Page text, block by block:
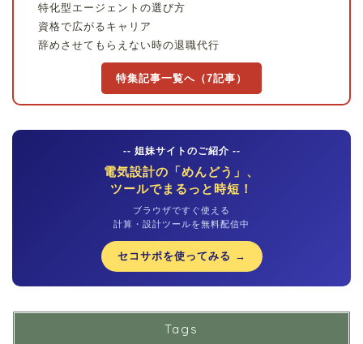
特化型エージェントの選び方
資格で広がるキャリア
辞めさせてもらえない時の退職代行
特集記事一覧へ（7記事）
-- 姐妹サイトのご紹介 --
電気設計の「めんどう」、
ツールでまるっと時短！
ブラウザですぐ使える
計算・設計ツールを無料配信中
セコサポを使ってみる →
Tags